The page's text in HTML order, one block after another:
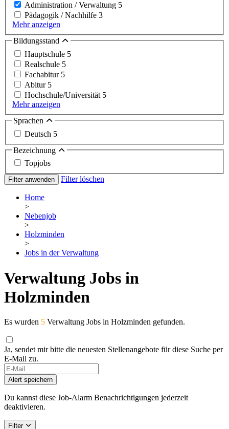
Administration / Verwaltung 5
Pädagogik / Nachhilfe 3
Mehr anzeigen
Bildungsstand
Hauptschule 5
Realschule 5
Fachabitur 5
Abitur 5
Hochschule/Universität 5
Mehr anzeigen
Sprachen
Deutsch 5
Bezeichnung
Topjobs
Filter anwenden Filter löschen
Home
>
Nebenjob
>
Holzminden
>
Jobs in der Verwaltung
Verwaltung Jobs in
Holzminden
Es wurden 5 Verwaltung Jobs in Holzminden gefunden.
Ja, sendet mir bitte die neuesten Stellenangebote für diese Suche per
E-Mail zu.
Alert speichern
Du kannst diese Job-Alarm Benachrichtigungen jederzeit
deaktivieren.
Filter